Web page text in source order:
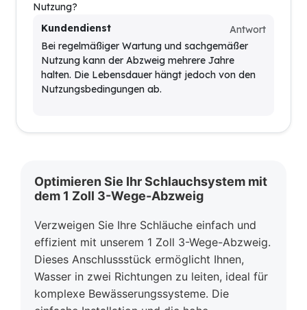
Nutzung?
Kundendienst
Antwort
Bei regelmäßiger Wartung und sachgemäßer
Nutzung kann der Abzweig mehrere Jahre
halten. Die Lebensdauer hängt jedoch von den
Nutzungsbedingungen ab.
Optimieren Sie Ihr Schlauchsystem mit
dem 1 Zoll 3-Wege-Abzweig
Verzweigen Sie Ihre Schläuche einfach und
effizient mit unserem 1 Zoll 3-Wege-Abzweig.
Dieses Anschlussstück ermöglicht Ihnen,
Wasser in zwei Richtungen zu leiten, ideal für
komplexe Bewässerungssysteme. Die